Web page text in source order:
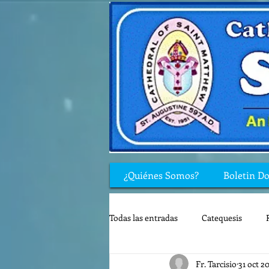
¿Quiénes Somos? Boletin
Todas las entradas Catequesis
Rincón de los niños Biblia
Fr. Tarcisio 31 oct